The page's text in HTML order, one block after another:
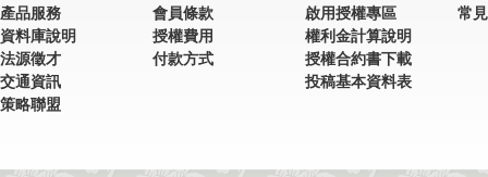
產品服務
資料庫說明
法源徵才
交通資訊
策略聯盟
會員條款
授權費用
付款方式
啟用授權專區
權利金計算說明
授權合約書下載
投稿基本資料表
常